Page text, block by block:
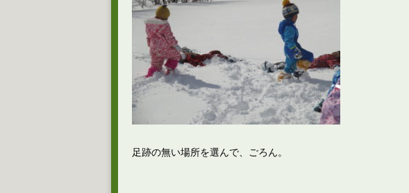
足跡の無い場所を選んで、ごろん。